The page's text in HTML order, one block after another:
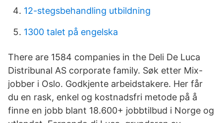
12-stegsbehandling utbildning
1300 talet på engelska
There are 1584 companies in the Deli De Luca
Distribunal AS corporate family. Søk etter Mix-
jobber i Oslo. Godkjente arbeidstakere. Her får
du en rask, enkel og kostnadsfri metode på å
finne en jobb blant 18.600+ jobbtilbud i Norge og